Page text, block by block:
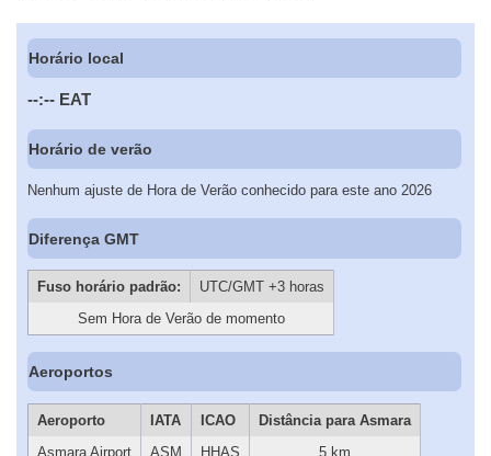
Horário local
--:-- EAT
Horário de verão
Nenhum ajuste de Hora de Verão conhecido para este ano 2026
Diferença GMT
Fuso horário padrão:
UTC/GMT +3 horas
Sem Hora de Verão de momento
Aeroportos
Aeroporto IATA ICAO
Distância para Asmara
Asmara Airport
ASM HHAS 5 km